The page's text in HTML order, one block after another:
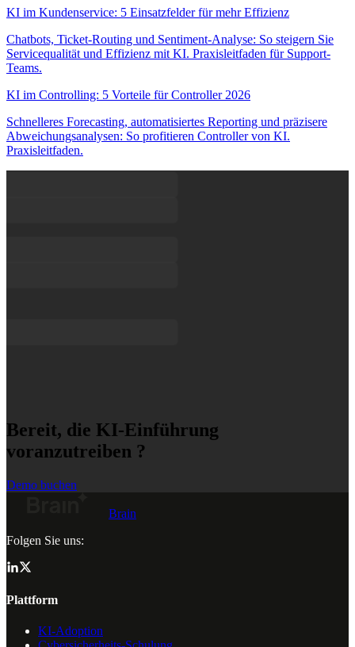
KI im Kundenservice: 5 Einsatzfelder für mehr Effizienz
Chatbots, Ticket-Routing und Sentiment-Analyse: So steigern Sie
Servicequalität und Effizienz mit KI. Praxisleitfaden für Support-
Teams.
KI im Controlling: 5 Vorteile für Controller 2026
Schnelleres Forecasting, automatisiertes Reporting und präzisere
Abweichungsanalysen: So profitieren Controller von KI.
Praxisleitfaden.
Bereit, die KI-Einführung
voranzutreiben ?
Demo buchen
Brain
Folgen Sie uns:
Plattform
KI-Adoption